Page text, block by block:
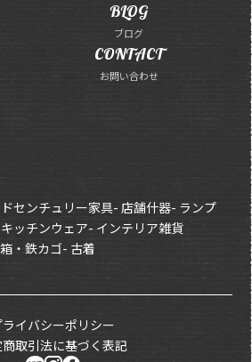
BLOG
ブログ
CONTACT
お問い合わせ
センチュリー家具- 店舗什器- ランプ
ッチンウェア- インテリア雑貨
・鉄カゴ- 古着
ライバシーポリシー
取引法に基づく表記